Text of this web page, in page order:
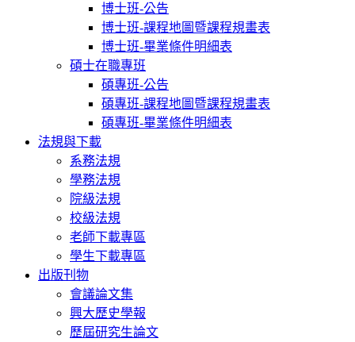
博士班-公告
博士班-課程地圖暨課程規畫表
博士班-畢業條件明細表
碩士在職專班
碩專班-公告
碩專班-課程地圖暨課程規畫表
碩專班-畢業條件明細表
法規與下載
系務法規
學務法規
院級法規
校級法規
老師下載專區
學生下載專區
出版刊物
會議論文集
興大歷史學報
歷屆研究生論文